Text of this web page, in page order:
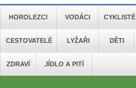
HOROLEZCI VODÁCI CYKLISTÉ
CESTOVATELÉ LYŽAŘI DĚTI
ZDRAVÍ JÍDLO A PITÍ